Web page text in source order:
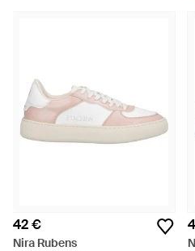
42 €
Nira Rubens